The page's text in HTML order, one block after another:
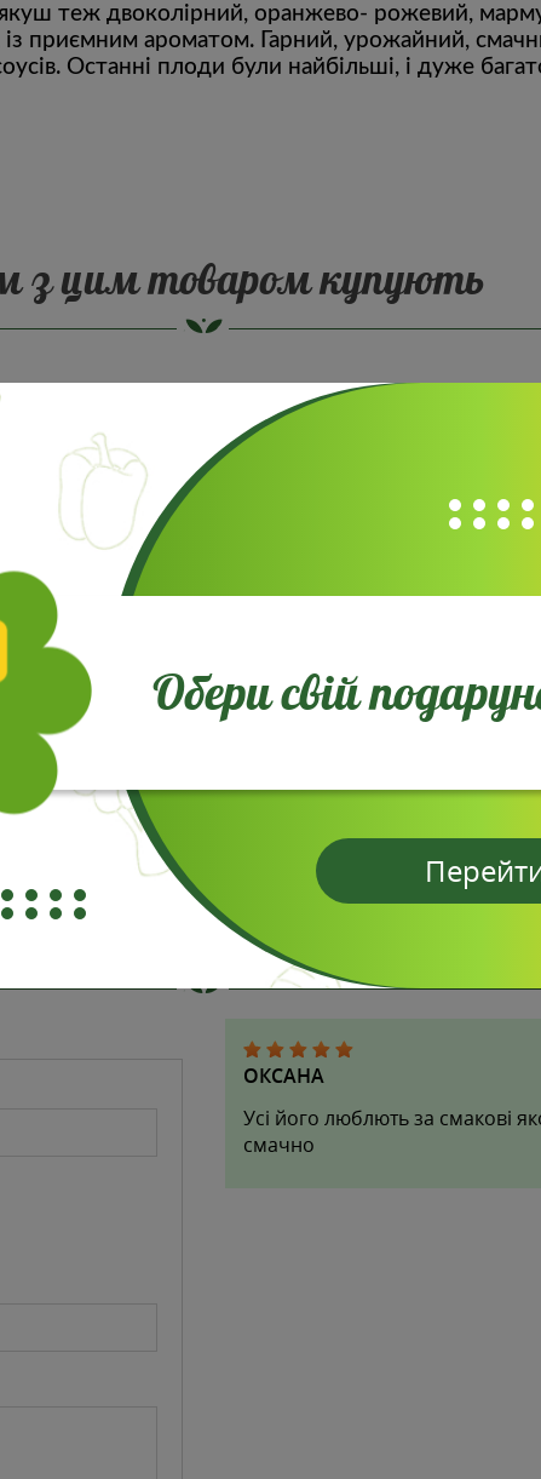
теж двоколірний, оранжево- рожевий,
із приємним ароматом. Гарний, урожайний,
Останні плоди були найбільші, і дуже
з цим товаром купують
Відгуки
ОКСАНА
Усі його люблють за смакові
смачно
Обери свій